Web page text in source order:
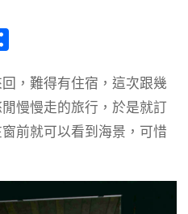
，難得有住宿，這次跟幾
慢慢走的旅行，於是就訂
前就可以看到海景，可惜